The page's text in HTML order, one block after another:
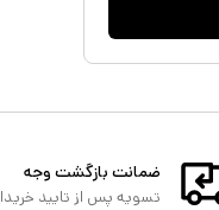
ضمانت بازگشت وجه
تسویه پس از تایید